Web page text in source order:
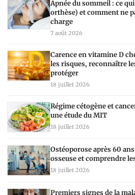
Apnée du sommeil : ce
orthèse) et comment ne
charge
7 août 2026
Carence en vitamine D
les risques, reconnaître
protéger
18 juillet 2026
Régime cétogène et
une étude du MIT
18 juillet 2026
Ostéoporose après 60
osseuse et comprendre
18 juillet 2026
Premiers signes de la